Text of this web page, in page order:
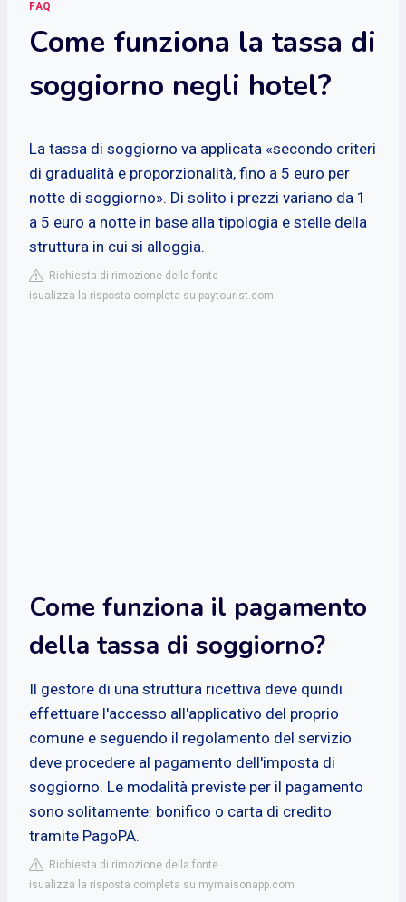
FAQ
Come funziona la tassa di
soggiorno negli hotel?
La tassa di soggiorno va applicata «secondo criteri
di gradualità e proporzionalità, fino a 5 euro per
notte di soggiorno». Di solito i prezzi variano da 1
a 5 euro a notte in base alla tipologia e stelle della
struttura in cui si alloggia.
Richiesta di rimozione della fonte
isualizza la risposta completa su paytourist.com
Come funziona il pagamento
della tassa di soggiorno?
Il gestore di una struttura ricettiva deve quindi
effettuare l'accesso all'applicativo del proprio
comune e seguendo il regolamento del servizio
deve procedere al pagamento dell'imposta di
soggiorno. Le modalità previste per il pagamento
sono solitamente: bonifico o carta di credito
tramite PagoPA.
Richiesta di rimozione della fonte
isualizza la risposta completa su mymaisonapp.com